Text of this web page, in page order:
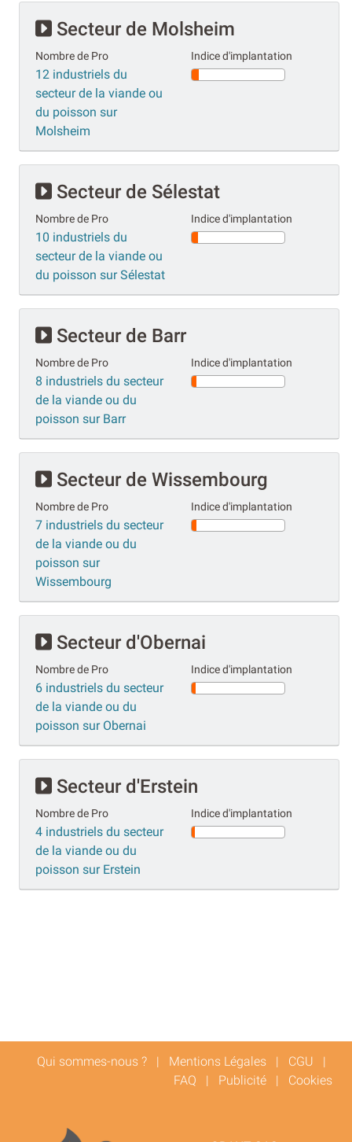
Secteur de Molsheim
Nombre de Pro
12 industriels du
secteur de la viande ou
du poisson sur
Molsheim
Indice d'implantation
Secteur de Sélestat
Nombre de Pro
10 industriels du
secteur de la viande ou
du poisson sur Sélestat
Indice d'implantation
Secteur de Barr
Nombre de Pro
8 industriels du secteur
de la viande ou du
poisson sur Barr
Indice d'implantation
Secteur de Wissembourg
Nombre de Pro
7 industriels du secteur
de la viande ou du
poisson sur
Wissembourg
Indice d'implantation
Secteur d'Obernai
Nombre de Pro
6 industriels du secteur
de la viande ou du
poisson sur Obernai
Indice d'implantation
Secteur d'Erstein
Nombre de Pro
4 industriels du secteur
de la viande ou du
poisson sur Erstein
Indice d'implantation
Qui sommes-nous ? | Mentions Légales | CGU |
FAQ | Publicité | Cookies